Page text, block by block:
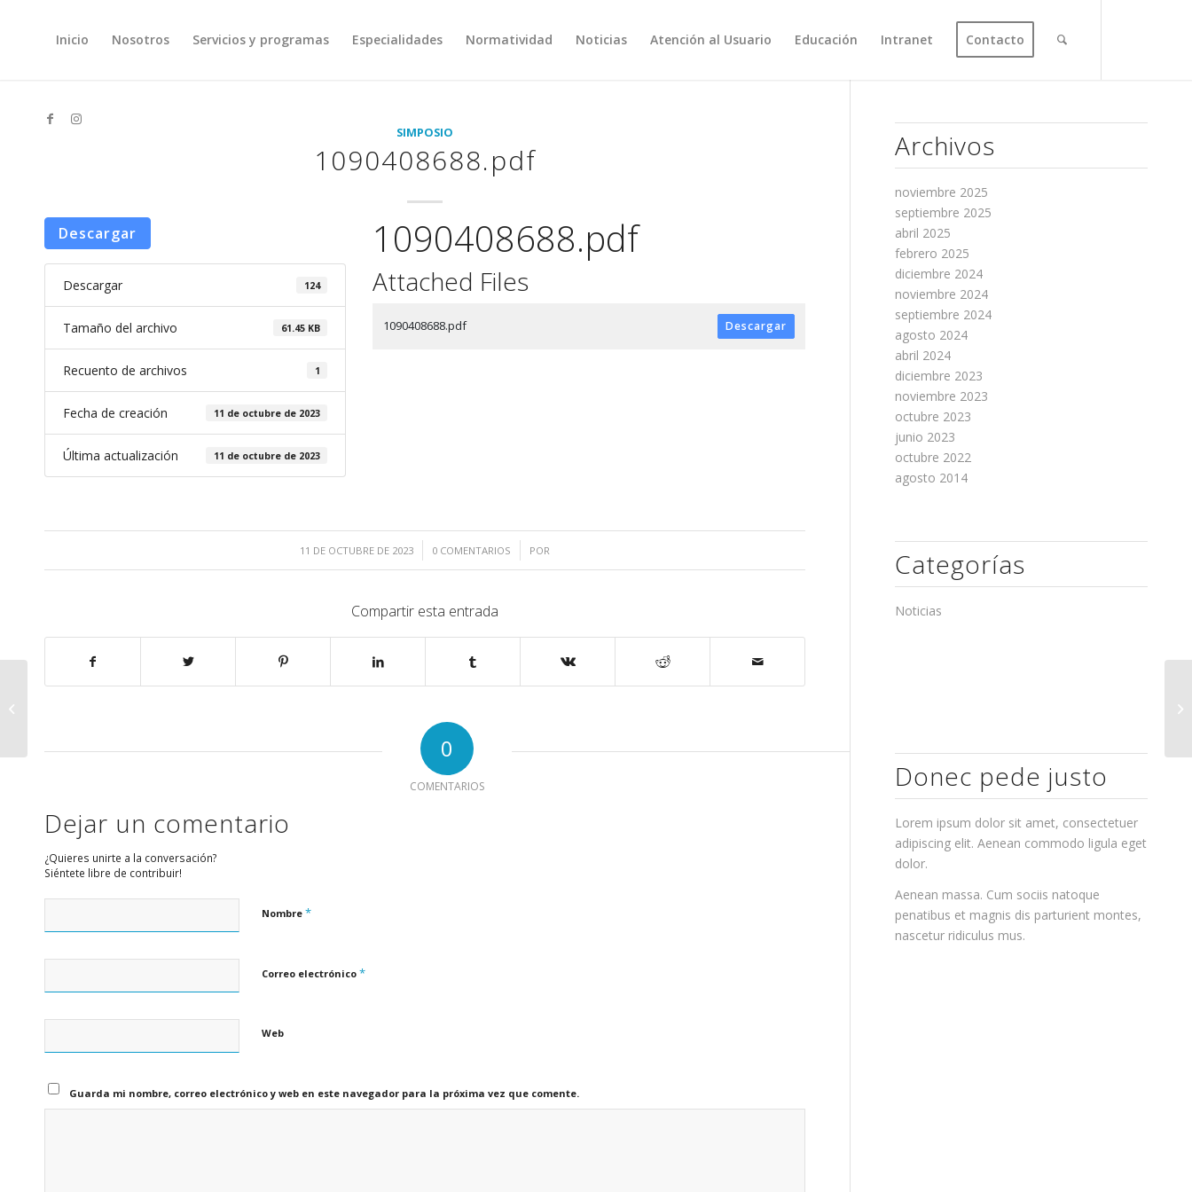
Inicio Nosotros Servicios y programas Especialidades Normatividad Noticias Atención al Usuario Educación Intranet Contacto
SIMPOSIO
1090408688.pdf
Descargar
Descargar 124
Tamaño del archivo 61.45 KB
Recuento de archivos 1
Fecha de creación 11 de octubre de 2023
Última actualización 11 de octubre de 2023
1090408688.pdf
Attached Files
1090408688.pdf Descargar
11 DE OCTUBRE DE 2023
/ 0 COMENTARIOS
/ POR
Compartir esta entrada
0
COMENTARIOS
Dejar un comentario
¿Quieres unirte a la conversación?
Siéntete libre de contribuir!
Nombre *
Correo electrónico *
Web
Guarda mi nombre, correo electrónico y web en este navegador para la próxima vez que comente.
Archivos
noviembre 2025
septiembre 2025
abril 2025
febrero 2025
diciembre 2024
noviembre 2024
septiembre 2024
agosto 2024
abril 2024
diciembre 2023
noviembre 2023
octubre 2023
junio 2023
octubre 2022
agosto 2014
Categorías
Noticias
Donec pede justo
Lorem ipsum dolor sit amet, consectetuer
adipiscing elit. Aenean commodo ligula eget
dolor.
Aenean massa. Cum sociis natoque
penatibus et magnis dis parturient montes,
nascetur ridiculus mus.